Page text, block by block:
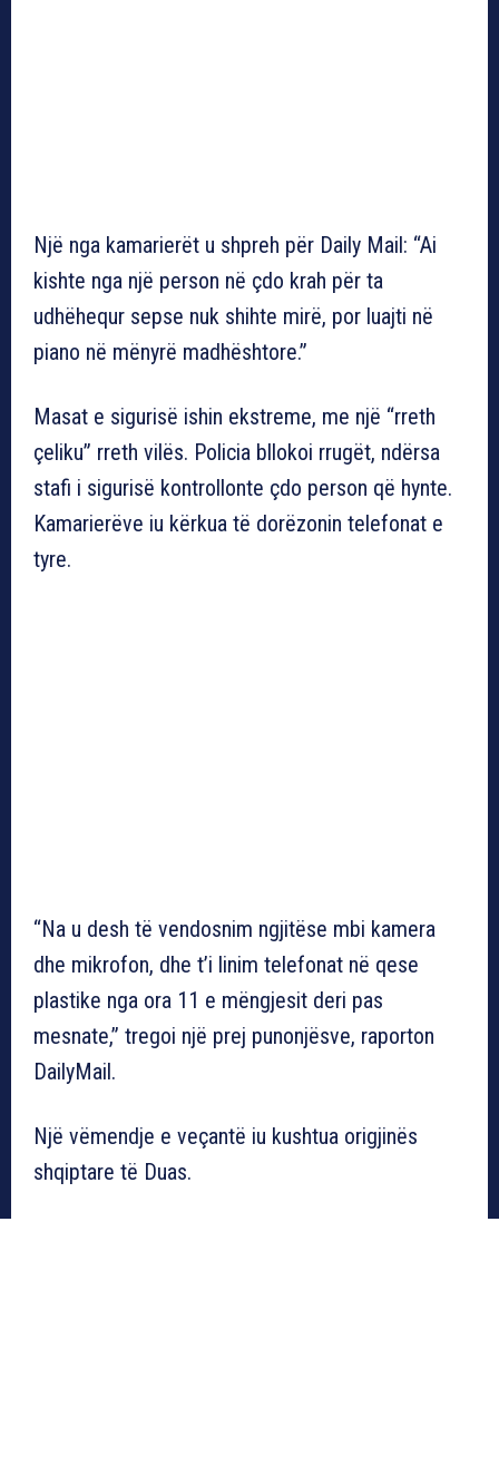
Një nga kamarierët u shpreh për Daily Mail: “Ai
kishte nga një person në çdo krah për ta
udhëhequr sepse nuk shihte mirë, por luajti në
piano në mënyrë madhështore.”
Masat e sigurisë ishin ekstreme, me një “rreth
çeliku” rreth vilës. Policia bllokoi rrugët, ndërsa
stafi i sigurisë kontrollonte çdo person që hynte.
Kamarierëve iu kërkua të dorëzonin telefonat e
tyre.
“Na u desh të vendosnim ngjitëse mbi kamera
dhe mikrofon, dhe t’i linim telefonat në qese
plastike nga ora 11 e mëngjesit deri pas
mesnate,” tregoi një prej punonjësve, raporton
DailyMail.
Një vëmendje e veçantë iu kushtua origjinës
shqiptare të Duas.